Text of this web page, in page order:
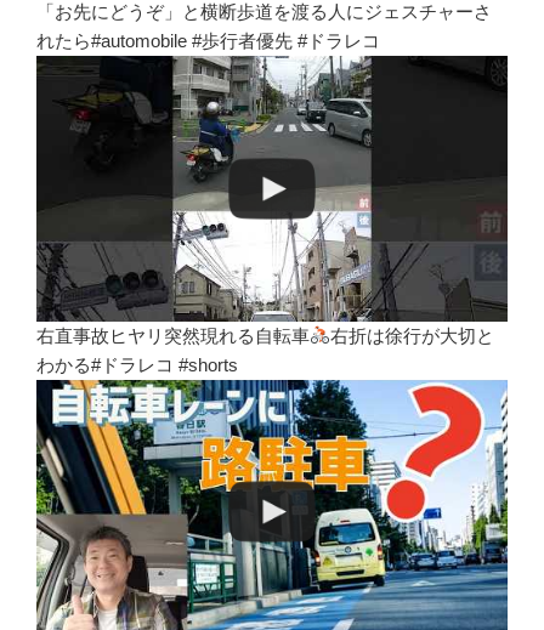
「お先にどうぞ」と横断歩道を渡る人にジェスチャーさ
れたら#automobile #歩行者優先 #ドラレコ
右直事故ヒヤリ突然現れる自転車
右折は徐行が大切と
わかる#ドラレコ #shorts